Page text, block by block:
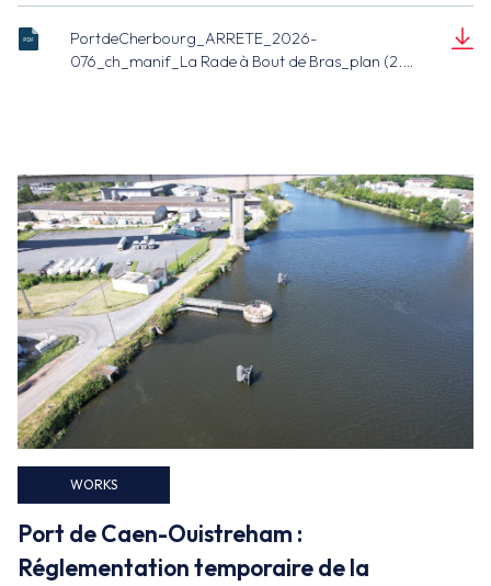
Rade à Bout de
Bras.pdf
(501.01 KB)
PortdeCherbourg_ARRETE_2026-
076_ch_manif_La Rade à Bout de Bras_plan (2.53
ARRETE_2026-
076_ch_manif_La
WORKS
Port de Caen-Ouistreham :
Réglementation temporaire de la